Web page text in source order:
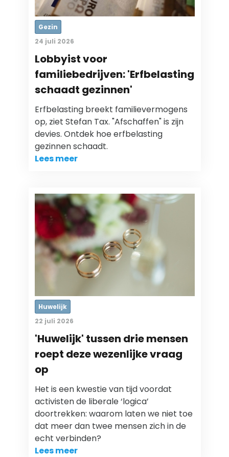
Gezin
24 juli 2026
Lobbyist voor
familiebedrijven: 'Erfbelasting
schaadt gezinnen'
Erfbelasting breekt familievermogens
op, ziet Stefan Tax. "Afschaffen" is zijn
devies. Ontdek hoe erfbelasting
gezinnen schaadt.
Lees meer
Huwelijk
22 juli 2026
'Huwelijk' tussen drie mensen
roept deze wezenlijke vraag
op
Het is een kwestie van tijd voordat
activisten de liberale ‘logica’
doortrekken: waarom laten we niet toe
dat meer dan twee mensen zich in de
echt verbinden?
Lees meer